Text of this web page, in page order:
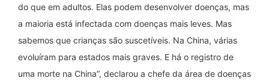
do que em adultos. Elas podem desenvolver doenças, mas
a maioria está infectada com doenças mais leves. Mas
sabemos que crianças são suscetíveis. Na China, várias
evoluíram para estados mais graves. E há o registro de
uma morte na China”, declarou a chefe da área de doenças